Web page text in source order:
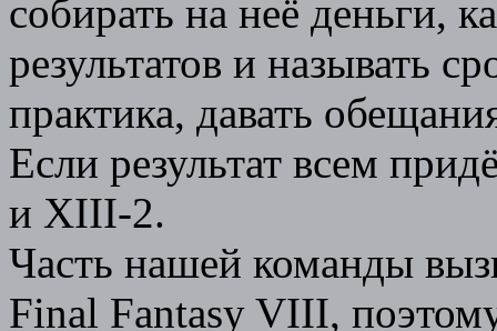
собирать на неё деньги,
результатов и называть
практика, давать
Если результат всем
и XIII-2.
Часть нашей команды
Final Fantasy VIII,